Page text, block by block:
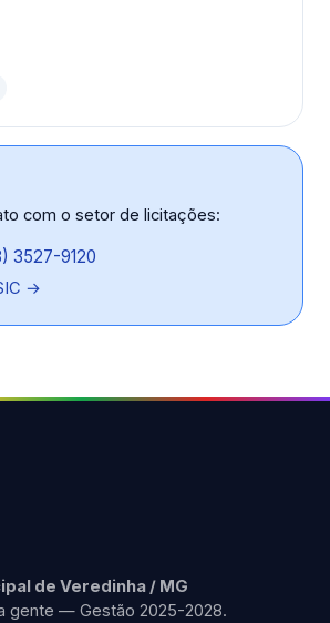
com o setor de licitações:
3527-9120
→
de Veredinha / MG
gente — Gestão 2025-2028.